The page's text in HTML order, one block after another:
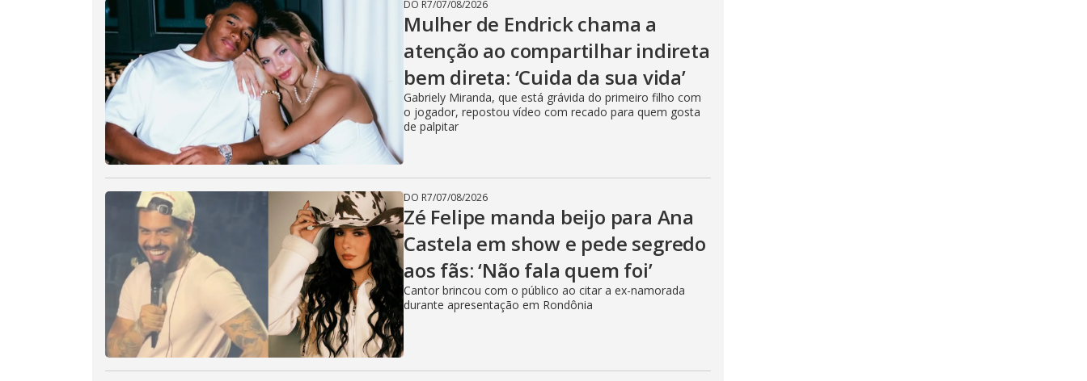
d
e
o
DO R7/07/08/2026
Mulher de Endrick chama a
atenção ao compartilhar indireta
bem direta: ‘Cuida da sua vida’
Gabriely Miranda, que está grávida do primeiro filho com
o jogador, repostou vídeo com recado para quem gosta
de palpitar
DO R7/07/08/2026
Zé Felipe manda beijo para Ana
Castela em show e pede segredo
aos fãs: ‘Não fala quem foi’
Cantor brincou com o público ao citar a ex-namorada
durante apresentação em Rondônia